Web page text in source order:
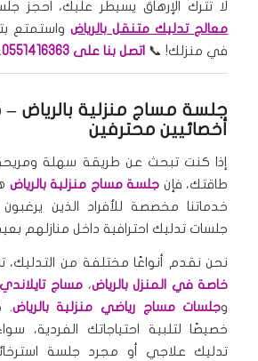
لا تترك الإرهاق يسيطر عليك، احجز
معالج تدليك متنقل بالرياضواستمتع
في منزلك! 📞 اتصل بنا على 0551416363 .
جلسة مساج منزلية بالرياض –
أخصائيين محترفين
إذا كنت تبحث عن طريقة سهلة ومريحة
طاقتك، فإن جلسة مساج منزلية بالرياض
خدماتنا مخصصة للأفراد الذين
جلسات تدليك احترافية داخل منازلهم
نحن نقدم أنواعًا مختلفة من التدليك،
خاصة في المنزل بالرياض، مساج
وجلسات مساج رياضي منزلية بالرياض.
خصيصًا لتلبية احتياجاتك الفردية،
تدليك علاجي أو مجرد جلسة